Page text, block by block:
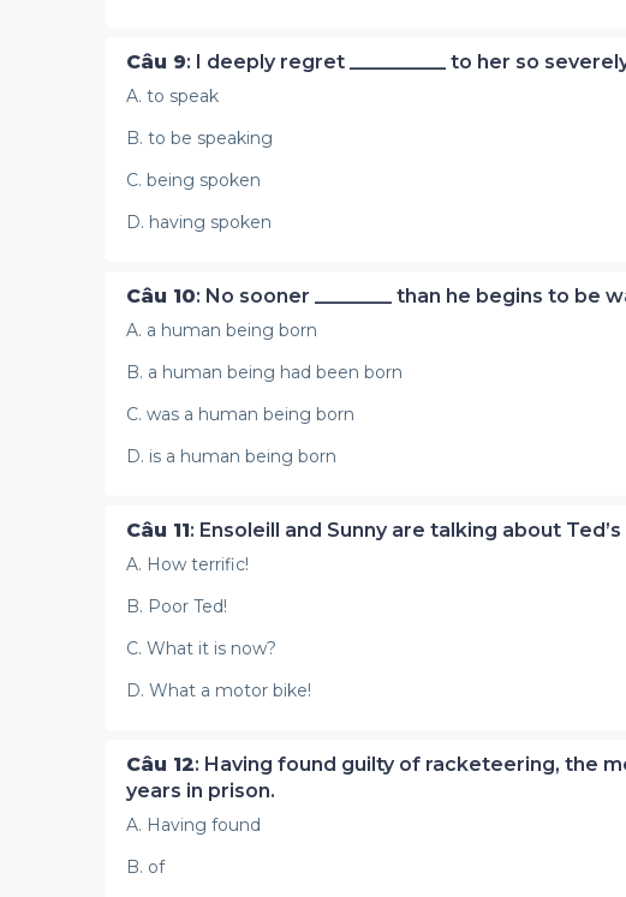
Câu 9: I deeply regret __________ to her so
A. to speak
B. to be speaking
C. being spoken
D. having spoken
Câu 10: No sooner ________ than he begins to be
A. a human being born
B. a human being had been born
C. was a human being born
D. is a human being born
Câu 11: Ensoleill and Sunny are talking about
A. How terrific!
B. Poor Ted!
C. What it is now?
D. What a motor bike!
Câu 12: Having found guilty of racketeering, the
years in prison.
A. Having found
B. of